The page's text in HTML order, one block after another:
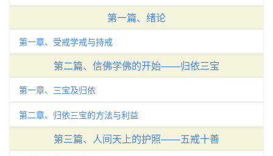
第一篇、绪论
第一章、受戒学戒与持戒
第二篇、信佛学佛的开始——归依三宝
第一章、三宝及归依
第二章、归依三宝的方法与利益
第三篇、人间天上的护照——五戒十善